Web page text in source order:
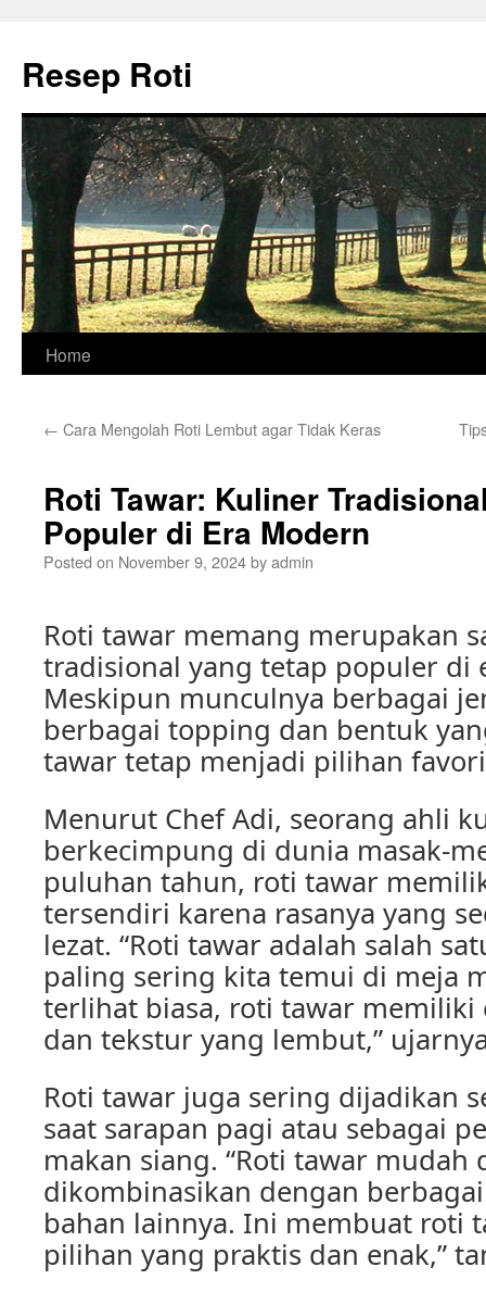
content
Resep Roti
Home
← Cara Mengolah Roti Lembut agar Tidak Keras
Roti Tawar: Kuliner
Populer di Era Modern
Posted on November 9, 2024byadmin
Roti tawar memang merupakan
tradisional yang tetap populer di
Meskipun munculnya berbagai
berbagai topping dan bentuk
tawar tetap menjadi pilihan
Menurut Chef Adi, seorang ahli
berkecimpung di dunia masak-
puluhan tahun, roti tawar
tersendiri karena rasanya yang
lezat. “Roti tawar adalah salah
paling sering kita temui di meja
terlihat biasa, roti tawar memiliki
dan tekstur yang lembut,”
Roti tawar juga sering dijadikan
saat sarapan pagi atau sebagai
makan siang. “Roti tawar mudah
dikombinasikan dengan
bahan lainnya. Ini membuat roti
pilihan yang praktis dan enak,”